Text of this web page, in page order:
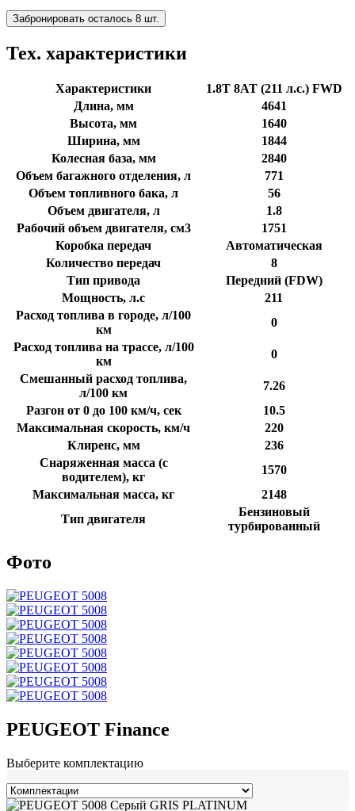
Забронировать осталось 8 шт.
Тех. характеристики
Характеристики
1.8T 8AT (211 л.с.) FWD
Длина, мм
4641
Высота, мм
1640
Ширина, мм
1844
Колесная база, мм
2840
Объем багажного отделения, л
771
Объем топливного бака, л
56
Объем двигателя, л
1.8
Рабочий объем двигателя, см3
1751
Коробка передач
Автоматическая
Количество передач
8
Тип привода
Передний (FDW)
Мощность, л.с
211
Расход топлива в городе, л/100
км
0
Расход топлива на трассе, л/100
км
0
Смешанный расход топлива,
л/100 км
7.26
Разгон от 0 до 100 км/ч, сек
10.5
Максимальная скорость, км/ч
220
Клиренс, мм
236
Снаряженная масса (с
водителем), кг
1570
Максимальная масса, кг
2148
Тип двигателя
Бензиновый
турбированный
Фото
PEUGEOT Finance
Выберите комплектацию